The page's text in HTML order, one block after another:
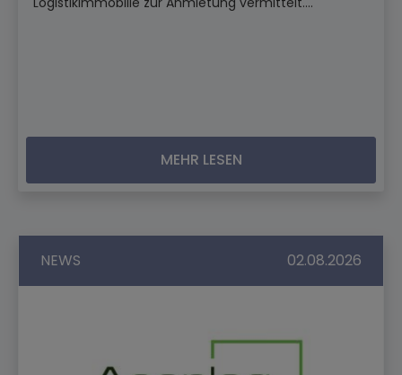
MEHR LESEN
NEWS 02.08.2026